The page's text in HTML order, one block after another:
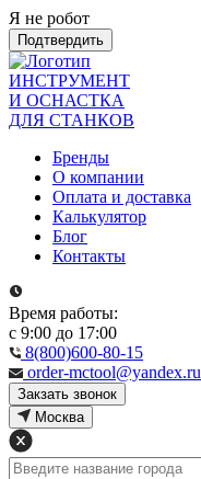
Я не робот
Подтвердить
ИНСТРУМЕНТ
И ОСНАСТКА
ДЛЯ СТАНКОВ
Бренды
О компании
Оплата и доставка
Калькулятор
Блог
Контакты
Время работы:
с 9:00 до 17:00
8(800)600-80-15
order-mctool@yandex.ru
Закзать звонок
Москва